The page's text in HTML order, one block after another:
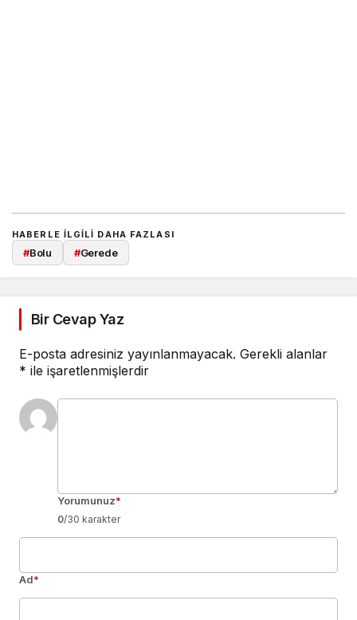
HABERLE ILGILI DAHA FAZLASI
#Bolu #Gerede
Bir Cevap Yaz
E-posta adresiniz yayınlanmayacak. Gerekli alanlar
* ile işaretlenmişlerdir
Yorumunuz*
0/30 karakter
Ad*